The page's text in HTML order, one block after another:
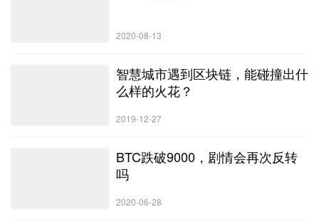
2020-08-13
智慧城市遇到区块链，能碰撞出什
么样的火花？
2019-12-27
BTC跌破9000，剧情会再次反转
吗
2020-06-28